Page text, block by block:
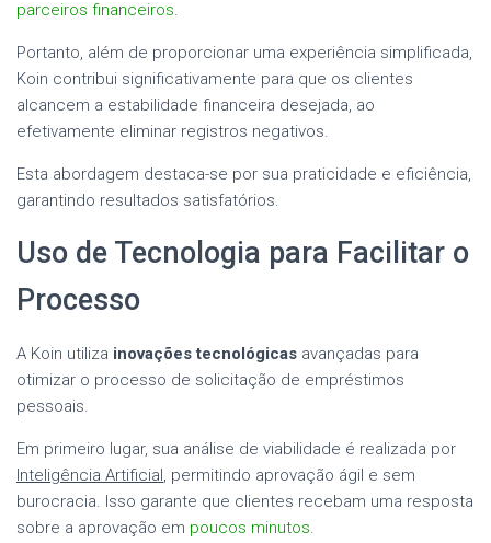
parceiros financeiros.
Portanto, além de proporcionar uma experiência simplificada,
Koin contribui significativamente para que os clientes
alcancem a estabilidade financeira desejada, ao
efetivamente eliminar registros negativos.
Esta abordagem destaca-se por sua praticidade e eficiência,
garantindo resultados satisfatórios.
Uso de Tecnologia para Facilitar o
Processo
A Koin utiliza inovações tecnológicas avançadas para
otimizar o processo de solicitação de empréstimos
pessoais.
Em primeiro lugar, sua análise de viabilidade é realizada por
Inteligência Artificial, permitindo aprovação ágil e sem
burocracia. Isso garante que clientes recebam uma resposta
sobre a aprovação em poucos minutos.